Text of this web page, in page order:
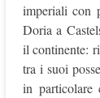
imperiali con
Doria a
il continente:
tra i suoi
in particolare